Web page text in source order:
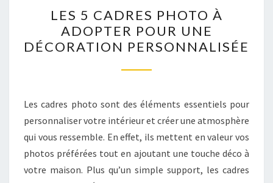
5
CADRES
PHOTO
À
POUR
UNE
DÉCORATION
PERSONNALISÉE
LES 5 CADRES PHOTO À
ADOPTER POUR UNE
DÉCORATION PERSONNALISÉE
Les cadres photo sont des éléments essentiels pour
personnaliser votre intérieur et créer une atmosphère
qui vous ressemble. En effet, ils mettent en valeur vos
photos préférées tout en ajoutant une touche déco à
votre maison. Plus qu’un simple support, les cadres